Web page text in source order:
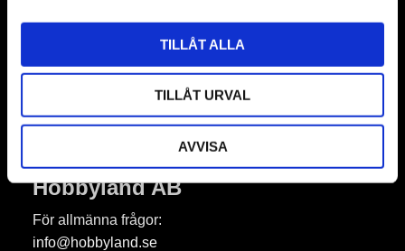
TILLÅT ALLA
TILLÅT URVAL
AVVISA
Dina personuppgifter behandlas i enlighet med vår
Hobbyland AB
För allmänna frågor:
info@hobbyland.se